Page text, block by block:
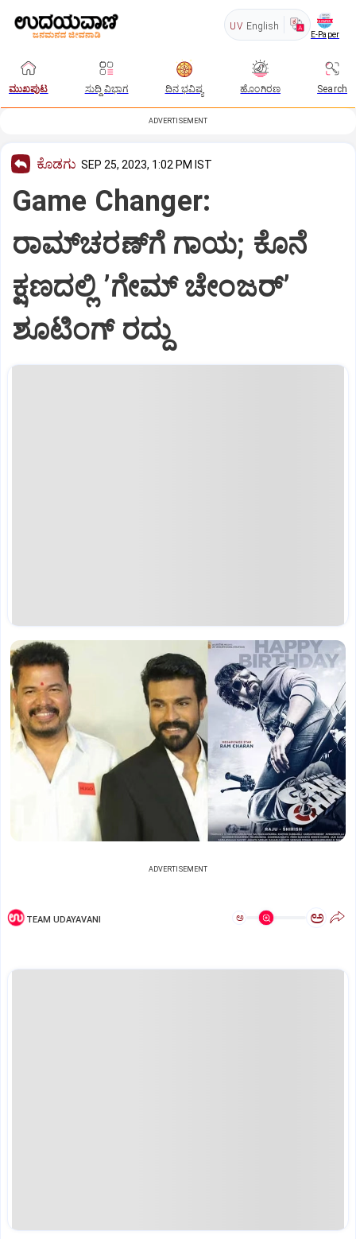
UV English
E-Paper
ಮುಖಪುಟ ಸುದ್ದಿ ವಿಭಾಗ ದಿನ ಭವಿಷ್ಯ ಹೊಂಗಿರಣ Search
ADVERTISEMENT
ಕೊಡಗು SEP 25, 2023, 1:02 PM IST
Game Changer:
ರಾಮ್‌ಚರಣ್‌ಗೆ ಗಾಯ; ಕೊನೆ
ಕ್ಷಣದಲ್ಲಿ ʼಗೇಮ್‌ ಚೇಂಜರ್‌ʼ
ಶೂಟಿಂಗ್‌ ರದ್ದು
ADVERTISEMENT
TEAM UDAYAVANI ಅ ಅ